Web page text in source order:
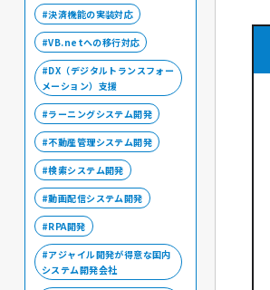
決済機能の実装対応
VB.netへの移行対応
DX（デジタルトランスフォー
メーション）支援
ラーニングシステム開発
不動産管理システム開発
検索システム開発
動画配信システム開発
RPA開発
アジャイル開発が得意な国内
システム開発会社